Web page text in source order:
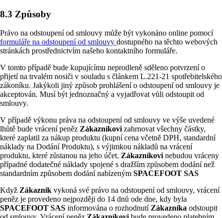
8.3 Způsoby
Právo na odstoupení od smlouvy může být vykonáno online pomocí
formuláře na odstoupení od smlouvy dostupného na těchto webových
stránkách prostřednictvím našeho kontaktního formuláře.
V tomto případě bude kupujícímu neprodleně sděleno potvrzení o
přijetí na trvalém nosiči v souladu s článkem L.221-21 spotřebitelského
zákoníku. Jakýkoli jiný způsob prohlášení o odstoupení od smlouvy je
akceptován. Musí být jednoznačný a vyjadřovat vůli odstoupit od
smlouvy.
V případě výkonu práva na odstoupení od smlouvy ve výše uvedené
lhůtě bude vrácení peněz Zákazníkovizahrnovat všechny částky,
které zaplatil za nákup produktu (kupní cena včetně DPH, standardní
náklady na Dodání Produktu), s výjimkou nákladů na vrácení
produktu, které zůstanou na jeho účet. Zákazníkovinebudou vráceny
případné dodatečné náklady spojené s dražším způsobem dodání než
standardním způsobem dodání nabízeným SPACEFOOT SAS
Když Zákazník vykoná své právo na odstoupení od smlouvy, vrácení
peněz je provedeno nejpozději do 14 dnů ode dne, kdy byla
SPACEFOOT SAS informována o rozhodnutí Zákazníka odstoupit